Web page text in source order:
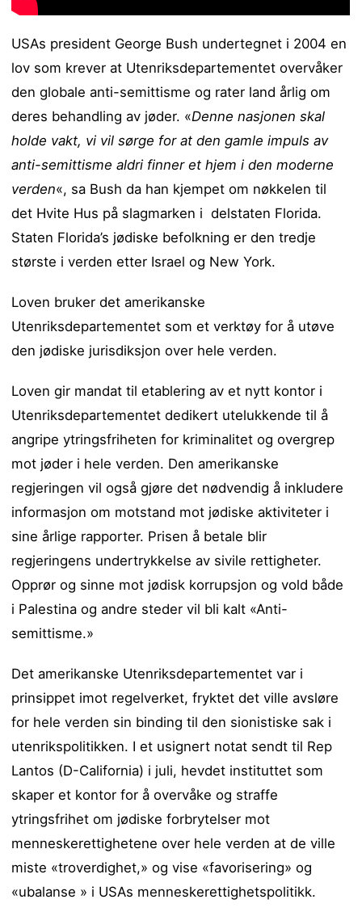
USAs president George Bush undertegnet i 2004 en
lov som krever at Utenriksdepartementet overvåker
den globale anti-semittisme og rater land årlig om
deres behandling av jøder. «Denne nasjonen skal
holde vakt, vi vil sørge for at den gamle impuls av
anti-semittisme aldri finner et hjem i den moderne
verden«, sa Bush da han kjempet om nøkkelen til
det Hvite Hus på slagmarken i delstaten Florida.
Staten Florida’s jødiske befolkning er den tredje
største i verden etter Israel og New York.
Loven bruker det amerikanske
Utenriksdepartementet som et verktøy for å utøve
den jødiske jurisdiksjon over hele verden.
Loven gir mandat til etablering av et nytt kontor i
Utenriksdepartementet dedikert utelukkende til å
angripe ytringsfriheten for kriminalitet og overgrep
mot jøder i hele verden. Den amerikanske
regjeringen vil også gjøre det nødvendig å inkludere
informasjon om motstand mot jødiske aktiviteter i
sine årlige rapporter. Prisen å betale blir
regjeringens undertrykkelse av sivile rettigheter.
Opprør og sinne mot jødisk korrupsjon og vold både
i Palestina og andre steder vil bli kalt «Anti-
semittisme.»
Det amerikanske Utenriksdepartementet var i
prinsippet imot regelverket, fryktet det ville avsløre
for hele verden sin binding til den sionistiske sak i
utenrikspolitikken. I et usignert notat sendt til Rep
Lantos (D-California) i juli, hevdet instituttet som
skaper et kontor for å overvåke og straffe
ytringsfrihet om jødiske forbrytelser mot
menneskerettighetene over hele verden at de ville
miste «troverdighet,» og vise «favorisering» og
«ubalanse » i USAs menneskerettighetspolitikk.